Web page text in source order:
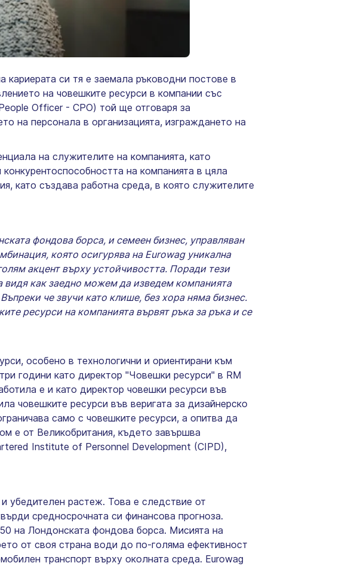
си тя е заемала ръководни постове в
на човешките ресурси в компании със
Officer - CPO) той ще отговаря за
на персонала в организацията, изграждането на
на служителите на компанията, като
на компанията в цяла
като създава работна среда, в която служителите
фондова борса, и семеен бизнес, управляван
която осигурява на Eurowag уникална
акцент върху устойчивостта. Поради тези
видя как заедно можем да изведем компанията
че звучи като клише, без хора няма бизнес.
ресурси на компанията вървят ръка за ръка и се
особено в технологични и ориентирани към
години като директор "Човешки ресурси" в RM
е и като директор човешки ресурси във
човешките ресурси във веригата за дизайнерско
само с човешките ресурси, а опитва да
е от Великобритания, където завършва
Institute of Personnel Development (CIPD),
убедителен растеж. Това е следствие от
средносрочната си финансова прогноза.
на Лондонската фондова борса. Мисията на
от своя страна води до по-голяма ефективност
транспорт върху околната среда. Eurowag